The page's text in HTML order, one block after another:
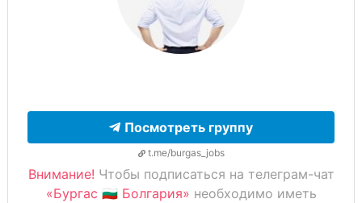
Посмотреть группу
t.me/burgas_jobs
Внимание! Чтобы подписаться на телеграм-чат
«Бургас 🇧🇬 Болгария» необходимо иметь